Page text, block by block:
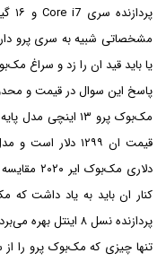
مشخصاتی شبیه به سری پرو
یا باید قید ان را زد و سراغ
پاسخ این سوال در قیمت و
کنار ان باید به یاد داشت که
پردازنده نسل ۸ اینتل بهره می‌برد که زیاد مشخصات جالبی نیست.
تنها چیزی که مک‌بوک پرو را